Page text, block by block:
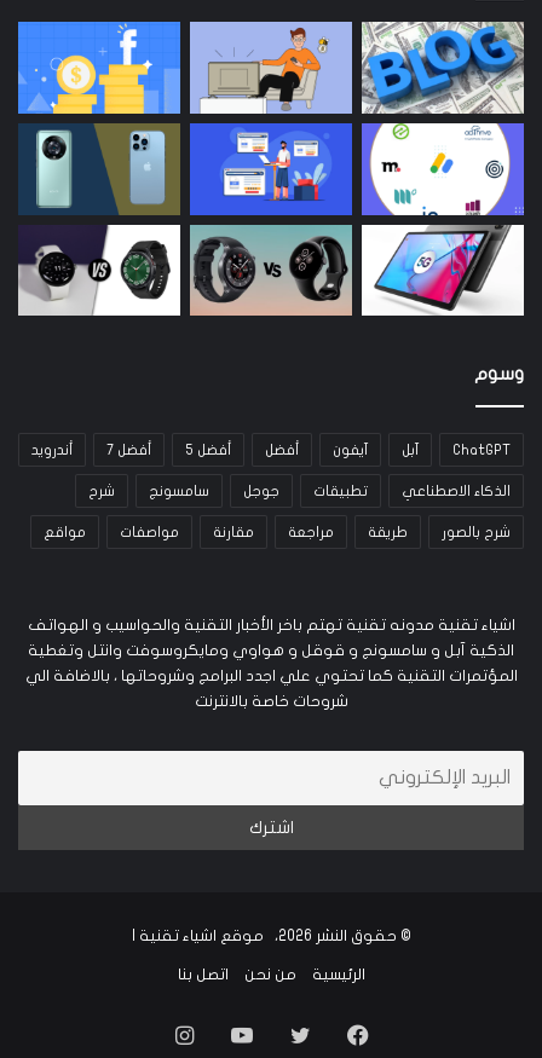
وسوم
ChatGPT آبل آيفون أفضل أفضل 5 أفضل 7 أندرويد
الذكاء الاصطناعي تطبيقات جوجل سامسونج شرح
شرح بالصور طريقة مراجعة مقارنة مواصفات مواقع
اشياء تقنية مدونه تقنية تهتم باخر الأخبار التقنية والحواسيب و الهواتف
الذكية آبل و سامسونج و قوقل و هواوي ومايكروسوفت وانتل وتغطية
المؤتمرات التقنية كما تحتوي علي اجدد البرامج وشروحاتها ، بالاضافة الي
شروحات خاصة بالانترنت
© حقوق النشر 2026، موقع اشياء تقنية |
الرئيسية من نحن اتصل بنا
فيسبوكتويتر يوتيوب